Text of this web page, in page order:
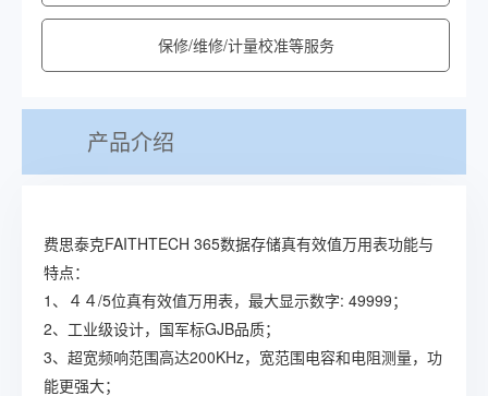
保修/维修/计量校准等服务
产品介绍
费思泰克FAITHTECH 365数据存储真有效值万用表功能与
特点：
1、４４/5位真有效值万用表，最大显示数字: 49999；
2、工业级设计，国军标GJB品质；
3、超宽频响范围高达200KHz，宽范围电容和电阻测量，功
能更强大；